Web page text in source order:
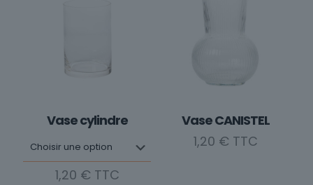
Vase cylindre
1,20 €
Vase CANISTEL
1,20 €